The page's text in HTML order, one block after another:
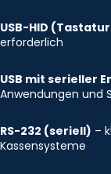
USB-HID
erforderlich
USB mit serieller
Anwendungen und
RS-232 (seriell) –
Kassensysteme